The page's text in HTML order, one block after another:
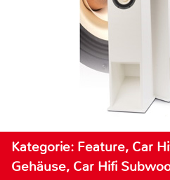
Kategorie: Feature, Car
Gehäuse, Car Hifi